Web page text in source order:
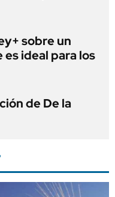
sobre un
ideal para los
de De la